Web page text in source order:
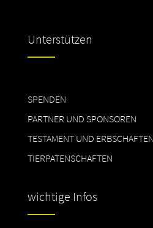
Unterstützen
SPENDEN
PARTNER UND SPONSOREN
TESTAMENT UND ERBSCHAFTEN
TIERPATENSCHAFTEN
wichtige Infos